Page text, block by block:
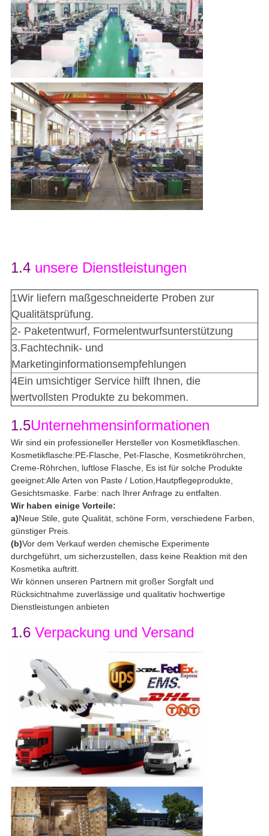
1.4 unsere Dienstleistungen
1Wir liefern maßgeschneiderte Proben zur
Qualitätsprüfung.
2- Paketentwurf, Formelentwurfsunterstützung
3.Fachtechnik- und
Marketinginformationsempfehlungen
4Ein umsichtiger Service hilft Ihnen, die
wertvollsten Produkte zu bekommen.
1.5Unternehmensinformationen
Wir sind ein professioneller Hersteller von Kosmetikflaschen.
Kosmetikflasche:PE-Flasche, Pet-Flasche, Kosmetikröhrchen,
Creme-Röhrchen, luftlose Flasche, Es ist für solche Produkte
geeignet:Alle Arten von Paste / Lotion,Hautpflegeprodukte,
Gesichtsmaske. Farbe: nach Ihrer Anfrage zu entfalten.
Wir haben einige Vorteile:
a)Neue Stile, gute Qualität, schöne Form, verschiedene Farben,
günstiger Preis.
(b)Vor dem Verkauf werden chemische Experimente
durchgeführt, um sicherzustellen, dass keine Reaktion mit den
Kosmetika auftritt.
Wir können unseren Partnern mit großer Sorgfalt und
Rücksichtnahme zuverlässige und qualitativ hochwertige
Dienstleistungen anbieten
1.6 Verpackung und Versand